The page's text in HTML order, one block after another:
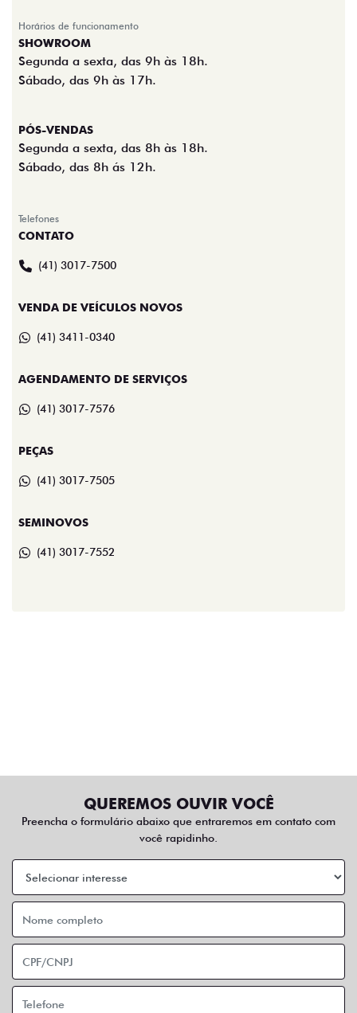
Horários de funcionamento
SHOWROOM
Segunda a sexta, das 9h às 18h.
Sábado, das 9h às 17h.
PÓS-VENDAS
Segunda a sexta, das 8h às 18h.
Sábado, das 8h ás 12h.
Telefones
CONTATO
(41) 3017-7500
VENDA DE VEÍCULOS NOVOS
(41) 3411-0340
AGENDAMENTO DE SERVIÇOS
(41) 3017-7576
PEÇAS
(41) 3017-7505
SEMINOVOS
(41) 3017-7552
QUEREMOS OUVIR VOCÊ
Preencha o formulário abaixo que entraremos em contato com
você rapidinho.